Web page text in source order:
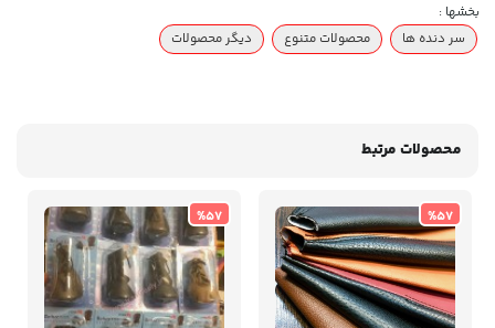
بخشها :
سر دنده ها
محصولات متنوع دیگر محصولات
محصولات مرتبط
%57
%57